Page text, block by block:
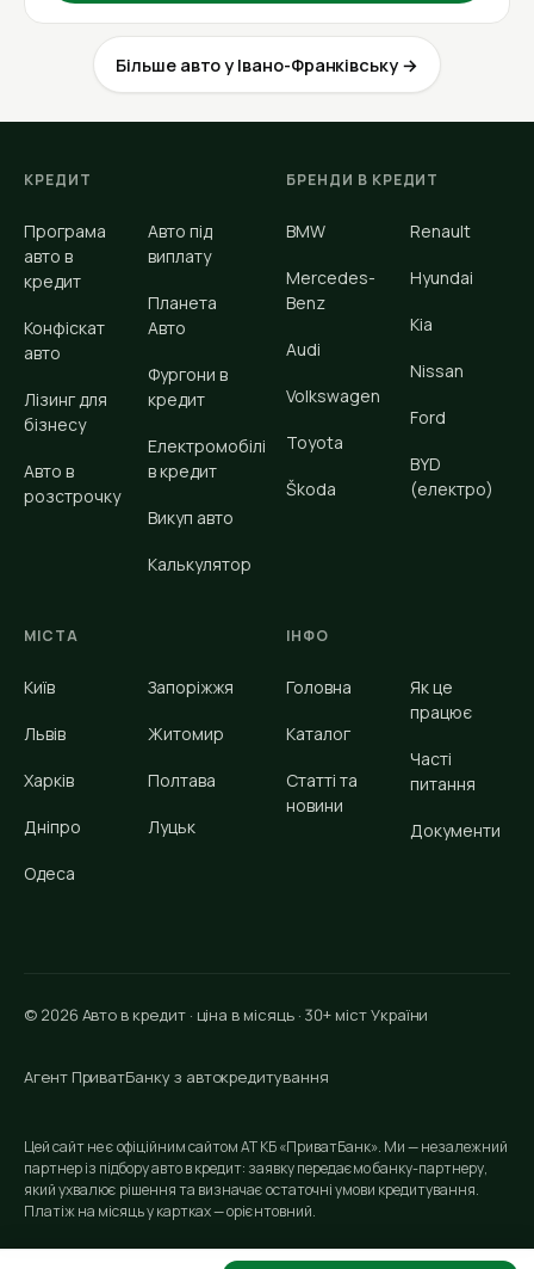
Більше авто у Івано-Франківську →
КРЕДИТ
Програма
авто в
кредит
Конфіскат
авто
Лізинг для
бізнесу
Авто в
розстрочку
Авто під
виплату
Планета
Авто
Фургони в
кредит
Електромобілі
в кредит
Викуп авто
Калькулятор
БРЕНДИ В КРЕДИТ
BMW
Mercedes-
Benz
Audi
Volkswagen
Toyota
Škoda
Renault
Hyundai
Kia
Nissan
Ford
BYD
(електро)
МІСТА
Київ
Львів
Харків
Дніпро
Одеса
Запоріжжя
Житомир
Полтава
Луцьк
ІНФО
Головна
Каталог
Статті та
новини
Як це
працює
Часті
питання
Документи
© 2026 Авто в кредит · ціна в місяць · 30+ міст України
Агент ПриватБанку з автокредитування
Цей сайт не є офіційним сайтом АТ КБ «ПриватБанк». Ми — незалежний
партнер із підбору авто в кредит: заявку передаємо банку-партнеру,
який ухвалює рішення та визначає остаточні умови кредитування.
Платіж на місяць у картках — орієнтовний.